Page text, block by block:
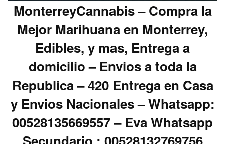
MonterreyCannabis – Compra la
Mejor Marihuana en Monterrey,
Edibles, y mas, Entrega a
domicilio – Envios a toda la
Republica – 420 Entrega en Casa
y Envios Nacionales – Whatsapp:
00528135669557 – Eva Whatsapp